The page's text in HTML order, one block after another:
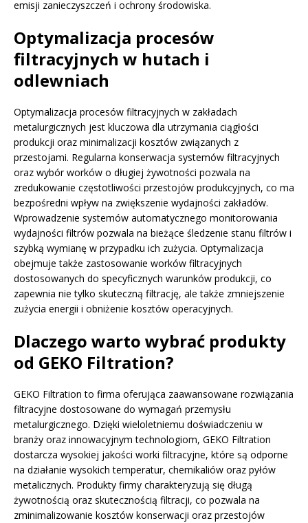
emisji zanieczyszczeń i ochrony środowiska.
Optymalizacja procesów
filtracyjnych w hutach i
odlewniach
Optymalizacja procesów filtracyjnych w zakładach
metalurgicznych jest kluczowa dla utrzymania ciągłości
produkcji oraz minimalizacji kosztów związanych z
przestojami. Regularna konserwacja systemów filtracyjnych
oraz wybór worków o długiej żywotności pozwala na
zredukowanie częstotliwości przestojów produkcyjnych, co ma
bezpośredni wpływ na zwiększenie wydajności zakładów.
Wprowadzenie systemów automatycznego monitorowania
wydajności filtrów pozwala na bieżące śledzenie stanu filtrów i
szybką wymianę w przypadku ich zużycia. Optymalizacja
obejmuje także zastosowanie worków filtracyjnych
dostosowanych do specyficznych warunków produkcji, co
zapewnia nie tylko skuteczną filtrację, ale także zmniejszenie
zużycia energii i obniżenie kosztów operacyjnych.
Dlaczego warto wybrać produkty
od GEKO Filtration?
GEKO Filtration to firma oferująca zaawansowane rozwiązania
filtracyjne dostosowane do wymagań przemysłu
metalurgicznego. Dzięki wieloletniemu doświadczeniu w
branży oraz innowacyjnym technologiom, GEKO Filtration
dostarcza wysokiej jakości worki filtracyjne, które są odporne
na działanie wysokich temperatur, chemikaliów oraz pyłów
metalicznych. Produkty firmy charakteryzują się długą
żywotnością oraz skutecznością filtracji, co pozwala na
zminimalizowanie kosztów konserwacji oraz przestojów